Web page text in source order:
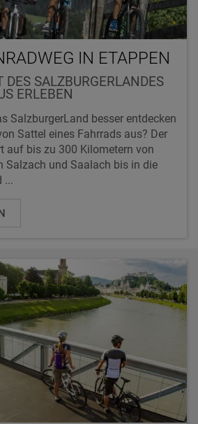
IN ETAPPEN
DES SALZBURGERLANDES
ERLEBEN
SalzburgerLand besser entdecken
Sattel eines Fahrrads aus? Der
auf bis zu 300 Kilometern von
Salzach und Saalach bis in die
...